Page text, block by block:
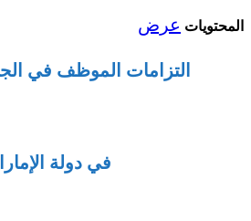
المحتويات عرض
التزامات الموظف في
في دولة